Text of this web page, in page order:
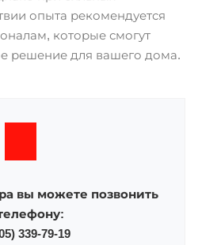
опыта рекомендуется
которые смогут
решение для вашего дома.
вы можете позвонить
339-79-19